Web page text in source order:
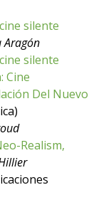
silente
Aragón
silente
Cine
Del Nuevo
Realism,